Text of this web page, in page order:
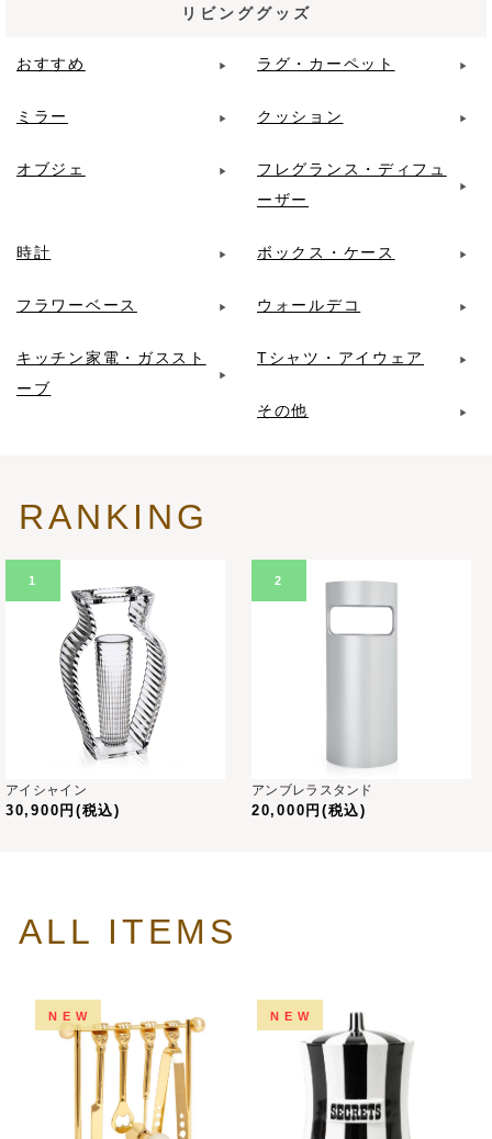
リビンググッズ
おすすめ ラグ・カーペット
ミラー クッション
オブジェ
フレグランス・ディフュ
ーザー
時計 ボックス・ケース
フラワーベース ウォールデコ
キッチン家電・ガススト
ーブ
Tシャツ・アイウェア
その他
RANKING
1
アイシャイン
30,900円(税込)
2
アンブレラスタンド
20,000円(税込)
ALL ITEMS
NEW NEW